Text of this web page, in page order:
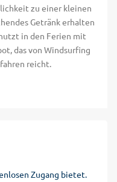
zu einer kleinen
Getränk erhalten
in den Ferien mit
das von Windsurfing
reicht.
Zugang bietet.